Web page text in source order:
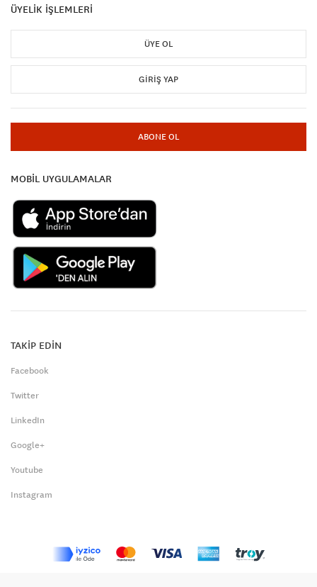
ÜYELİK İŞLEMLERİ
ÜYE OL
GIRIŞ YAP
ABONE OL
MOBİL UYGULAMALAR
TAKİP EDİN
Facebook
Twitter
LinkedIn
Google+
Youtube
Instagram